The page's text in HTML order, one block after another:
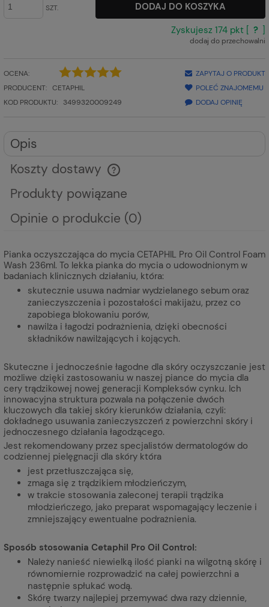
SZT.
DODAJ DO KOSZYKA
Zyskujesz 174 pkt [ ?
dodaj do przechowalni
OCENA:
PRODUCENT: CETAPHIL
KOD PRODUKTU:
3499320009249
ZAPYTAJ O PRODUKT
POLEĆ ZNAJOMEMU
DODAJ OPINIĘ
Opis
Koszty dostawy
Cena nie zawiera ewentualnych kosztów płatności
Produkty powiązane
Opinie o produkcie (0)
Pianka oczyszczająca do mycia CETAPHIL Pro Oil Control Foam
Wash 236ml. To lekka pianka do mycia o udowodnionym w
badaniach klinicznych działaniu, która:
skutecznie usuwa nadmiar wydzielanego sebum oraz
zanieczyszczenia i pozostałości makijażu, przez co
zapobiega blokowaniu porów,
nawilża i łagodzi podrażnienia, dzięki obecności
składników nawilżających i kojących.
Skuteczne i jednocześnie łagodne dla skóry oczyszczanie jest
możliwe dzięki zastosowaniu w naszej piance do mycia dla
cery trądzikowej nowej generacji Kompleksów cynku. Ich
innowacyjna struktura pozwala na połączenie dwóch
kluczowych dla takiej skóry kierunków działania, czyli:
dokładnego usuwania zanieczyszczeń z powierzchni skóry i
jednoczesnego działania łagodzącego.
Jest rekomendowany przez specjalistów dermatologów do
codziennej pielęgnacji dla skóry która
jest przetłuszczająca się,
zmaga się z trądzikiem młodzieńczym,
w trakcie stosowania zaleconej terapii trądzika
młodzieńczego, jako preparat wspomagający leczenie i
zmniejszający ewentualne podrażnienia.
Sposób stosowania Cetaphil Pro Oil Control:
Należy nanieść niewielką ilość pianki na wilgotną skórę i
równomiernie rozprowadzić na całej powierzchni a
następnie spłukać wodą.
Skórę twarzy najlepiej przemywać dwa razy dziennie,